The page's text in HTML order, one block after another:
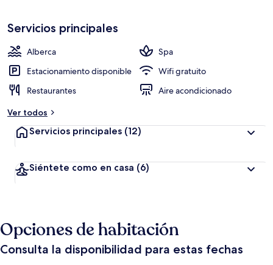
Servicios principales
Alberca
Spa
Estacionamiento disponible
Wifi gratuito
Restaurantes
Aire acondicionado
Ver todos
Servicios principales (12)
Siéntete como en casa (6)
Opciones de habitación
Consulta la disponibilidad para estas fechas